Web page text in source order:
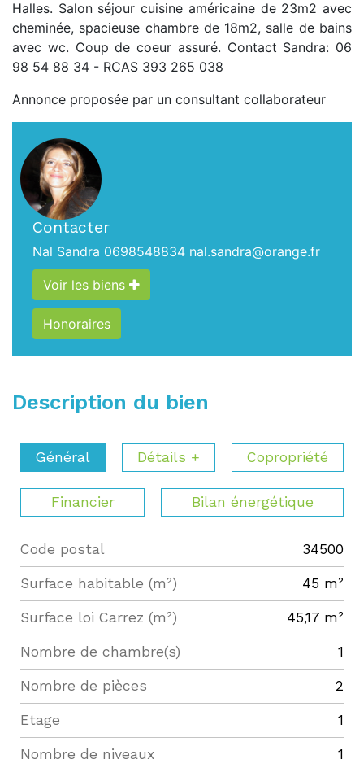
Halles. Salon séjour cuisine américaine de 23m2 avec
cheminée, spacieuse chambre de 18m2, salle de bains
avec wc. Coup de coeur assuré. Contact Sandra: 06
98 54 88 34 - RCAS 393 265 038
Annonce proposée par un consultant collaborateur
Contacter
Nal Sandra 0698548834 nal.sandra@orange.fr
Voir les biens
Honoraires
Description du bien
Général Détails + Copropriété
Financier Bilan énergétique
Label Value
Code postal 34500
Surface habitable (m²) 45 m²
Surface loi Carrez (m²) 45,17 m²
Nombre de chambre(s) 1
Nombre de pièces 2
Etage 1
Nombre de niveaux 1